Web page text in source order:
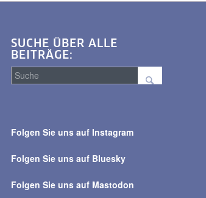
SUCHE ÜBER ALLE
BEITRÄGE:
alle
Folgen Sie uns auf Instagram
Folgen Sie uns auf Bluesky
Folgen Sie uns auf Mastodon